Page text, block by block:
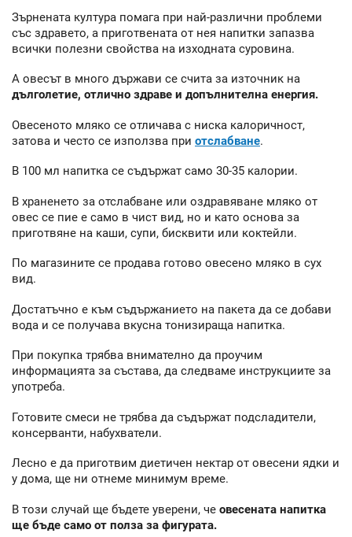
Зърнената култура помага при най-различни проблеми
със здравето, а приготвената от нея напитки запазва
всички полезни свойства на изходната суровина.
А овесът в много държави се счита за източник на
дълголетие, отлично здраве и допълнителна енергия.
Овесеното мляко се отличава с ниска калоричност,
затова и често се използва при отслабване.
В 100 мл напитка се съдържат само 30-35 калории.
В храненето за отслабване или оздравяване мляко от
овес се пие е само в чист вид, но и като основа за
приготвяне на каши, супи, бисквити или коктейли.
По магазините се продава готово овесено мляко в сух
вид.
Достатъчно е към съдържанието на пакета да се добави
вода и се получава вкусна тонизираща напитка.
При покупка трябва внимателно да проучим
информацията за състава, да следваме инструкциите за
употреба.
Готовите смеси не трябва да съдържат подсладители,
консерванти, набухватели.
Лесно е да приготвим диетичен нектар от овесени ядки и
у дома, ще ни отнеме минимум време.
В този случай ще бъдете уверени, че овесената напитка
ще бъде само от полза за фигурата.